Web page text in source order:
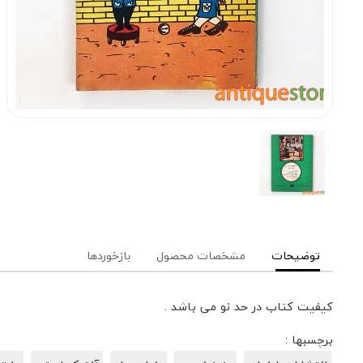
توضیحات مشخصات محصول بازخوردها
کیفیت کتاب در حد نو می باشد .
برچسبها :